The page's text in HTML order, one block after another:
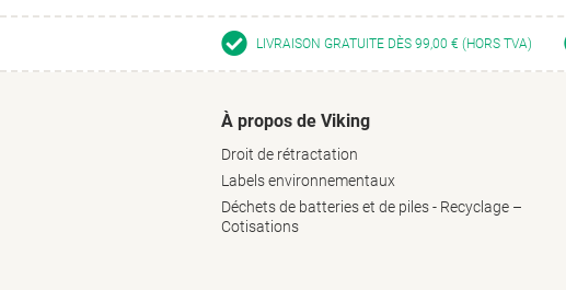
LIVRAISON GRATUITE DÈS 99,00 € (HORS TVA)
À propos de Viking
Droit de rétractation
Labels environnementaux
Déchets de batteries et de piles - Recyclage –
Cotisations